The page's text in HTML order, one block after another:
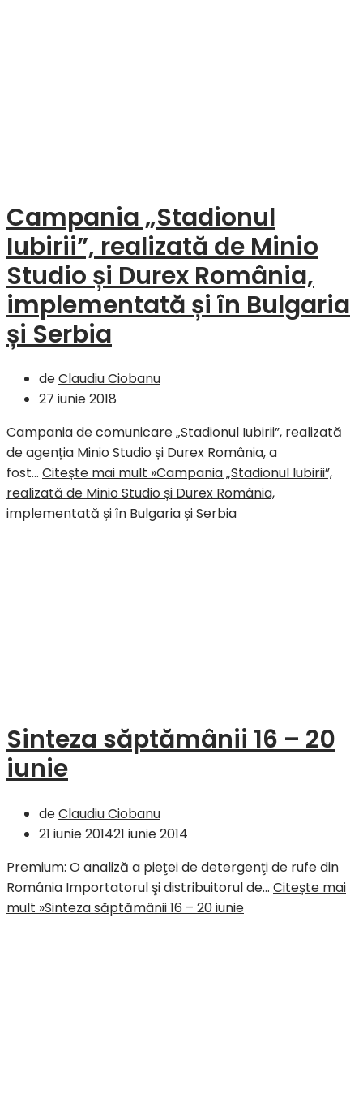
Campania „Stadionul
Iubirii”, realizată de Minio
Studio și Durex România,
implementată și în Bulgaria
și Serbia
deClaudiu Ciobanu
27 iunie 2018
Campania de comunicare „Stadionul Iubirii”, realizată
de agenția Minio Studio și Durex România, a
fost… Citește mai mult »Campania „Stadionul Iubirii”,
realizată de Minio Studio și Durex România,
implementată și în Bulgaria și Serbia
Sinteza săptămânii 16 – 20
iunie
deClaudiu Ciobanu
21 iunie 201421 iunie 2014
Premium: O analiză a pieţei de detergenţi de rufe din
România Importatorul şi distribuitorul de… Citește mai
mult »Sinteza săptămânii 16 – 20 iunie